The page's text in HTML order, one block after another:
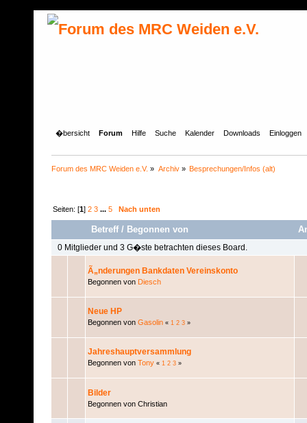
�bersicht Forum Hilfe Suche Kalender Downloads Einloggen
Forum des MRC Weiden e.V. » Archiv» Besprechungen/Infos (alt)
Seiten: [1]2 3 ...5 Nach unten
Betreff/ Begonnen von
0 Mitglieder und 3 G�ste betrachten dieses Board.
Ã„nderungen Bankdaten Vereinskonto
Begonnen von Diesch
Neue HP
Begonnen von Gasolin « 1 2 3 »
Jahreshauptversammlung
Begonnen von Tony « 1 2 3 »
Bilder
Begonnen von Christian